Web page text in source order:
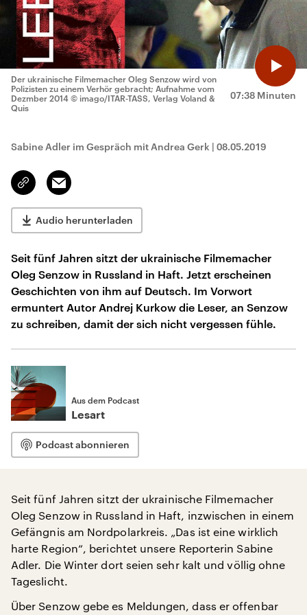
07:38 Minuten
Der ukrainische Filmemacher Oleg Senzow wird von
Polizisten zu einem Verhör gebracht; Aufnahme vom
Dezmber 2014 © imago/ITAR-TASS, Verlag Voland &
Quis
Sabine Adler im Gespräch mit Andrea Gerk | 08.05.2019
Link
kopieren/teilen
Email
Audio herunterladen
Seit fünf Jahren sitzt der ukrainische Filmemacher
Oleg Senzow in Russland in Haft. Jetzt erscheinen
Geschichten von ihm auf Deutsch. Im Vorwort
ermuntert Autor Andrej Kurkow die Leser, an Senzow
zu schreiben, damit der sich nicht vergessen fühle.
Aus dem Podcast
Lesart
Podcast abonnieren
Seit fünf Jahren sitzt der ukrainische Filmemacher
Oleg Senzow in Russland in Haft, inzwischen in einem
Gefängnis am Nordpolarkreis. „Das ist eine wirklich
harte Region“, berichtet unsere Reporterin Sabine
Adler. Die Winter dort seien sehr kalt und völlig ohne
Tageslicht.
Über Senzow gebe es Meldungen, dass er offenbar